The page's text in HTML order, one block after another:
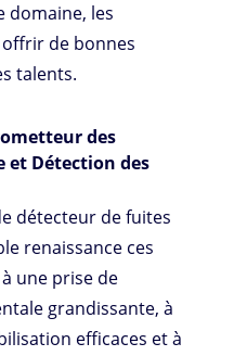
domaine, les
de bonnes
talents.
des
et Détection des
détecteur de fuites
renaissance ces
une prise de
grandissante, à
efficaces et à